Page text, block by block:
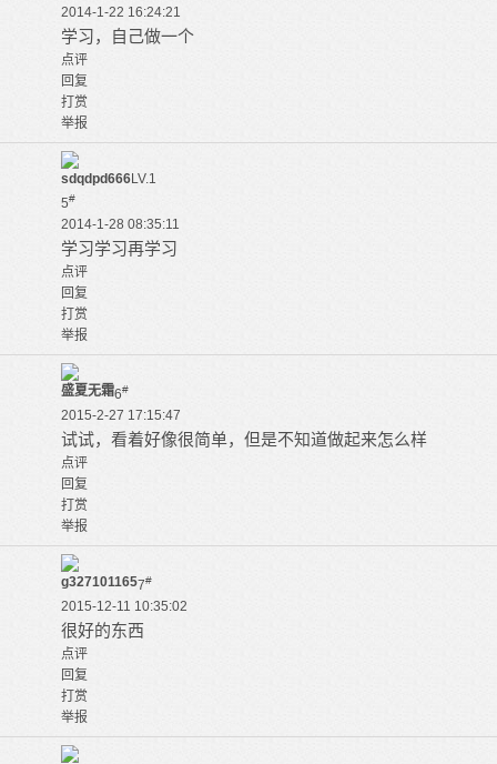
2014-1-22 16:24:21
学习，自己做一个
点评
回复
打赏
举报
sdqdpd666LV.1
5#
2014-1-28 08:35:11
学习学习再学习
点评
回复
打赏
举报
盛夏无霜6#
2015-2-27 17:15:47
试试，看着好像很简单，但是不知道做起来怎么样
点评
回复
打赏
举报
g3271011657#
2015-12-11 10:35:02
很好的东西
点评
回复
打赏
举报